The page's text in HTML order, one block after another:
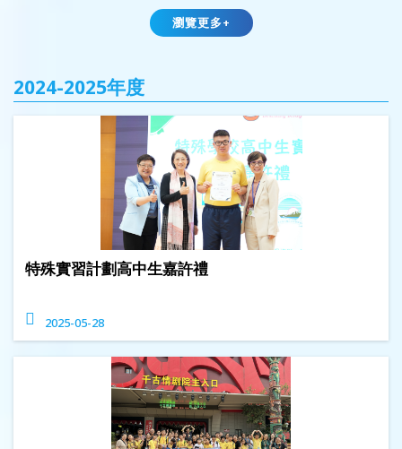
瀏覽更多+
2024-2025年度
特殊實習計劃高中生嘉許禮
2025-05-28